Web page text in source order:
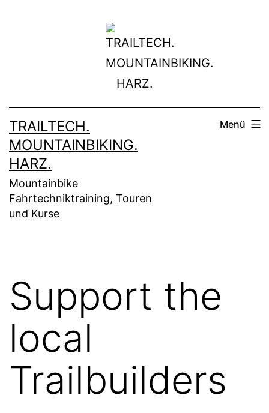
TRAILTECH.
MOUNTAINBIKING.
HARZ.
Mountainbike
Fahrtechniktraining, Touren
und Kurse
Menü
Support the
local
Trailbuilders